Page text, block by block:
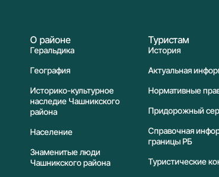
О районе
Геральдика
География
Историко-культурное
наследие Чашникского
района
Население
Знаменитые люди
Чашникского района
Туристам
История
Актуальная
Нормативные
Придорожный
Справочная
границы РБ
Туристические